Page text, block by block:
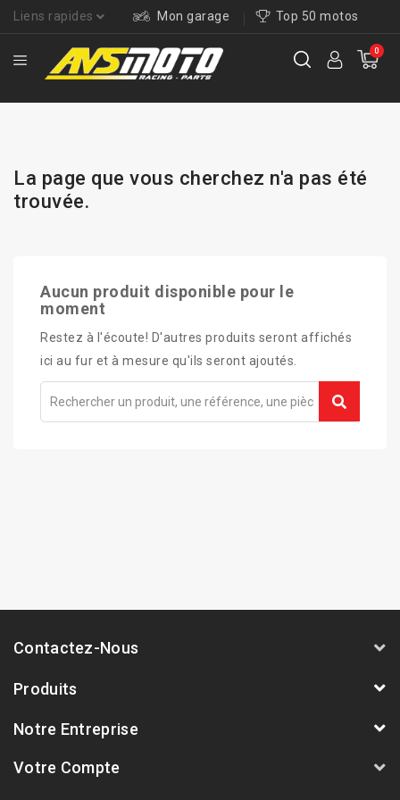
Liens rapides Mon garage Top 50 motos
0
La page que vous cherchez n'a pas été
trouvée.
Aucun produit disponible pour le
moment
Restez à l'écoute! D'autres produits seront affichés
ici au fur et à mesure qu'ils seront ajoutés.
Contactez-Nous
Produits
Notre Entreprise
Votre Compte